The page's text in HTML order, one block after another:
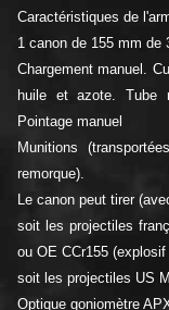
Caractéristiques de
1 canon de 155 mm de
Chargement manuel.
huile et azote. Tube
Pointage manuel
Munitions
remorque).
Le canon peut tirer
soit les projectiles
ou OE CCr155
soit les projectiles US
Optique goniomètre